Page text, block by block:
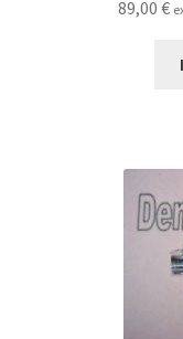
89,00 €